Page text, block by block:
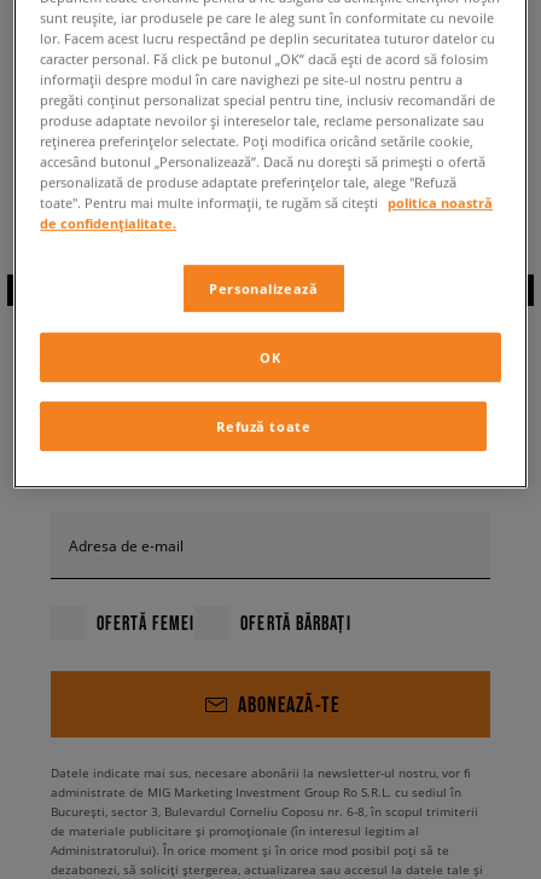
ÎNAPOI LA MAGAZIN
◾️ Sunt0produse din categoriaCopii
Fila Activisor◾️
ABONEAZĂ-TE LA
NEWSLETTER
Adresa de e-mail
OFERTĂ FEMEI OFERTĂ BĂRBAȚI
ABONEAZĂ-TE
Datele indicate mai sus, necesare abonării la newsletter-ul nostru, vor fi
administrate de MIG Marketing Investment Group Ro S.R.L. cu sediul în
București, sector 3, Bulevardul Corneliu Coposu nr. 6-8, în scopul trimiterii
de materiale publicitare și promoționale (în interesul legitim al
Administratorului). În orice moment și în orice mod posibil poți să te
dezabonezi, să soliciți ștergerea, actualizarea sau accesul la datele tale și
sunt reușite, iar produsele pe care le aleg sunt în conformitate cu nevoile
lor. Facem acest lucru respectând pe deplin securitatea tuturor datelor cu
caracter personal. Fă click pe butonul „OK” dacă ești de acord să folosim
informații despre modul în care navighezi pe site-ul nostru pentru a
pregăti conținut personalizat special pentru tine, inclusiv recomandări de
produse adaptate nevoilor și intereselor tale, reclame personalizate sau
reținerea preferințelor selectate. Poți modifica oricând setările cookie,
accesând butonul „Personalizează”. Dacă nu dorești să primești o ofertă
personalizată de produse adaptate preferințelor tale, alege "Refuză
toate". Pentru mai multe informații, te rugăm să citești
politica noastră
de confidențialitate.
Personalizează
Refuză toate
OK